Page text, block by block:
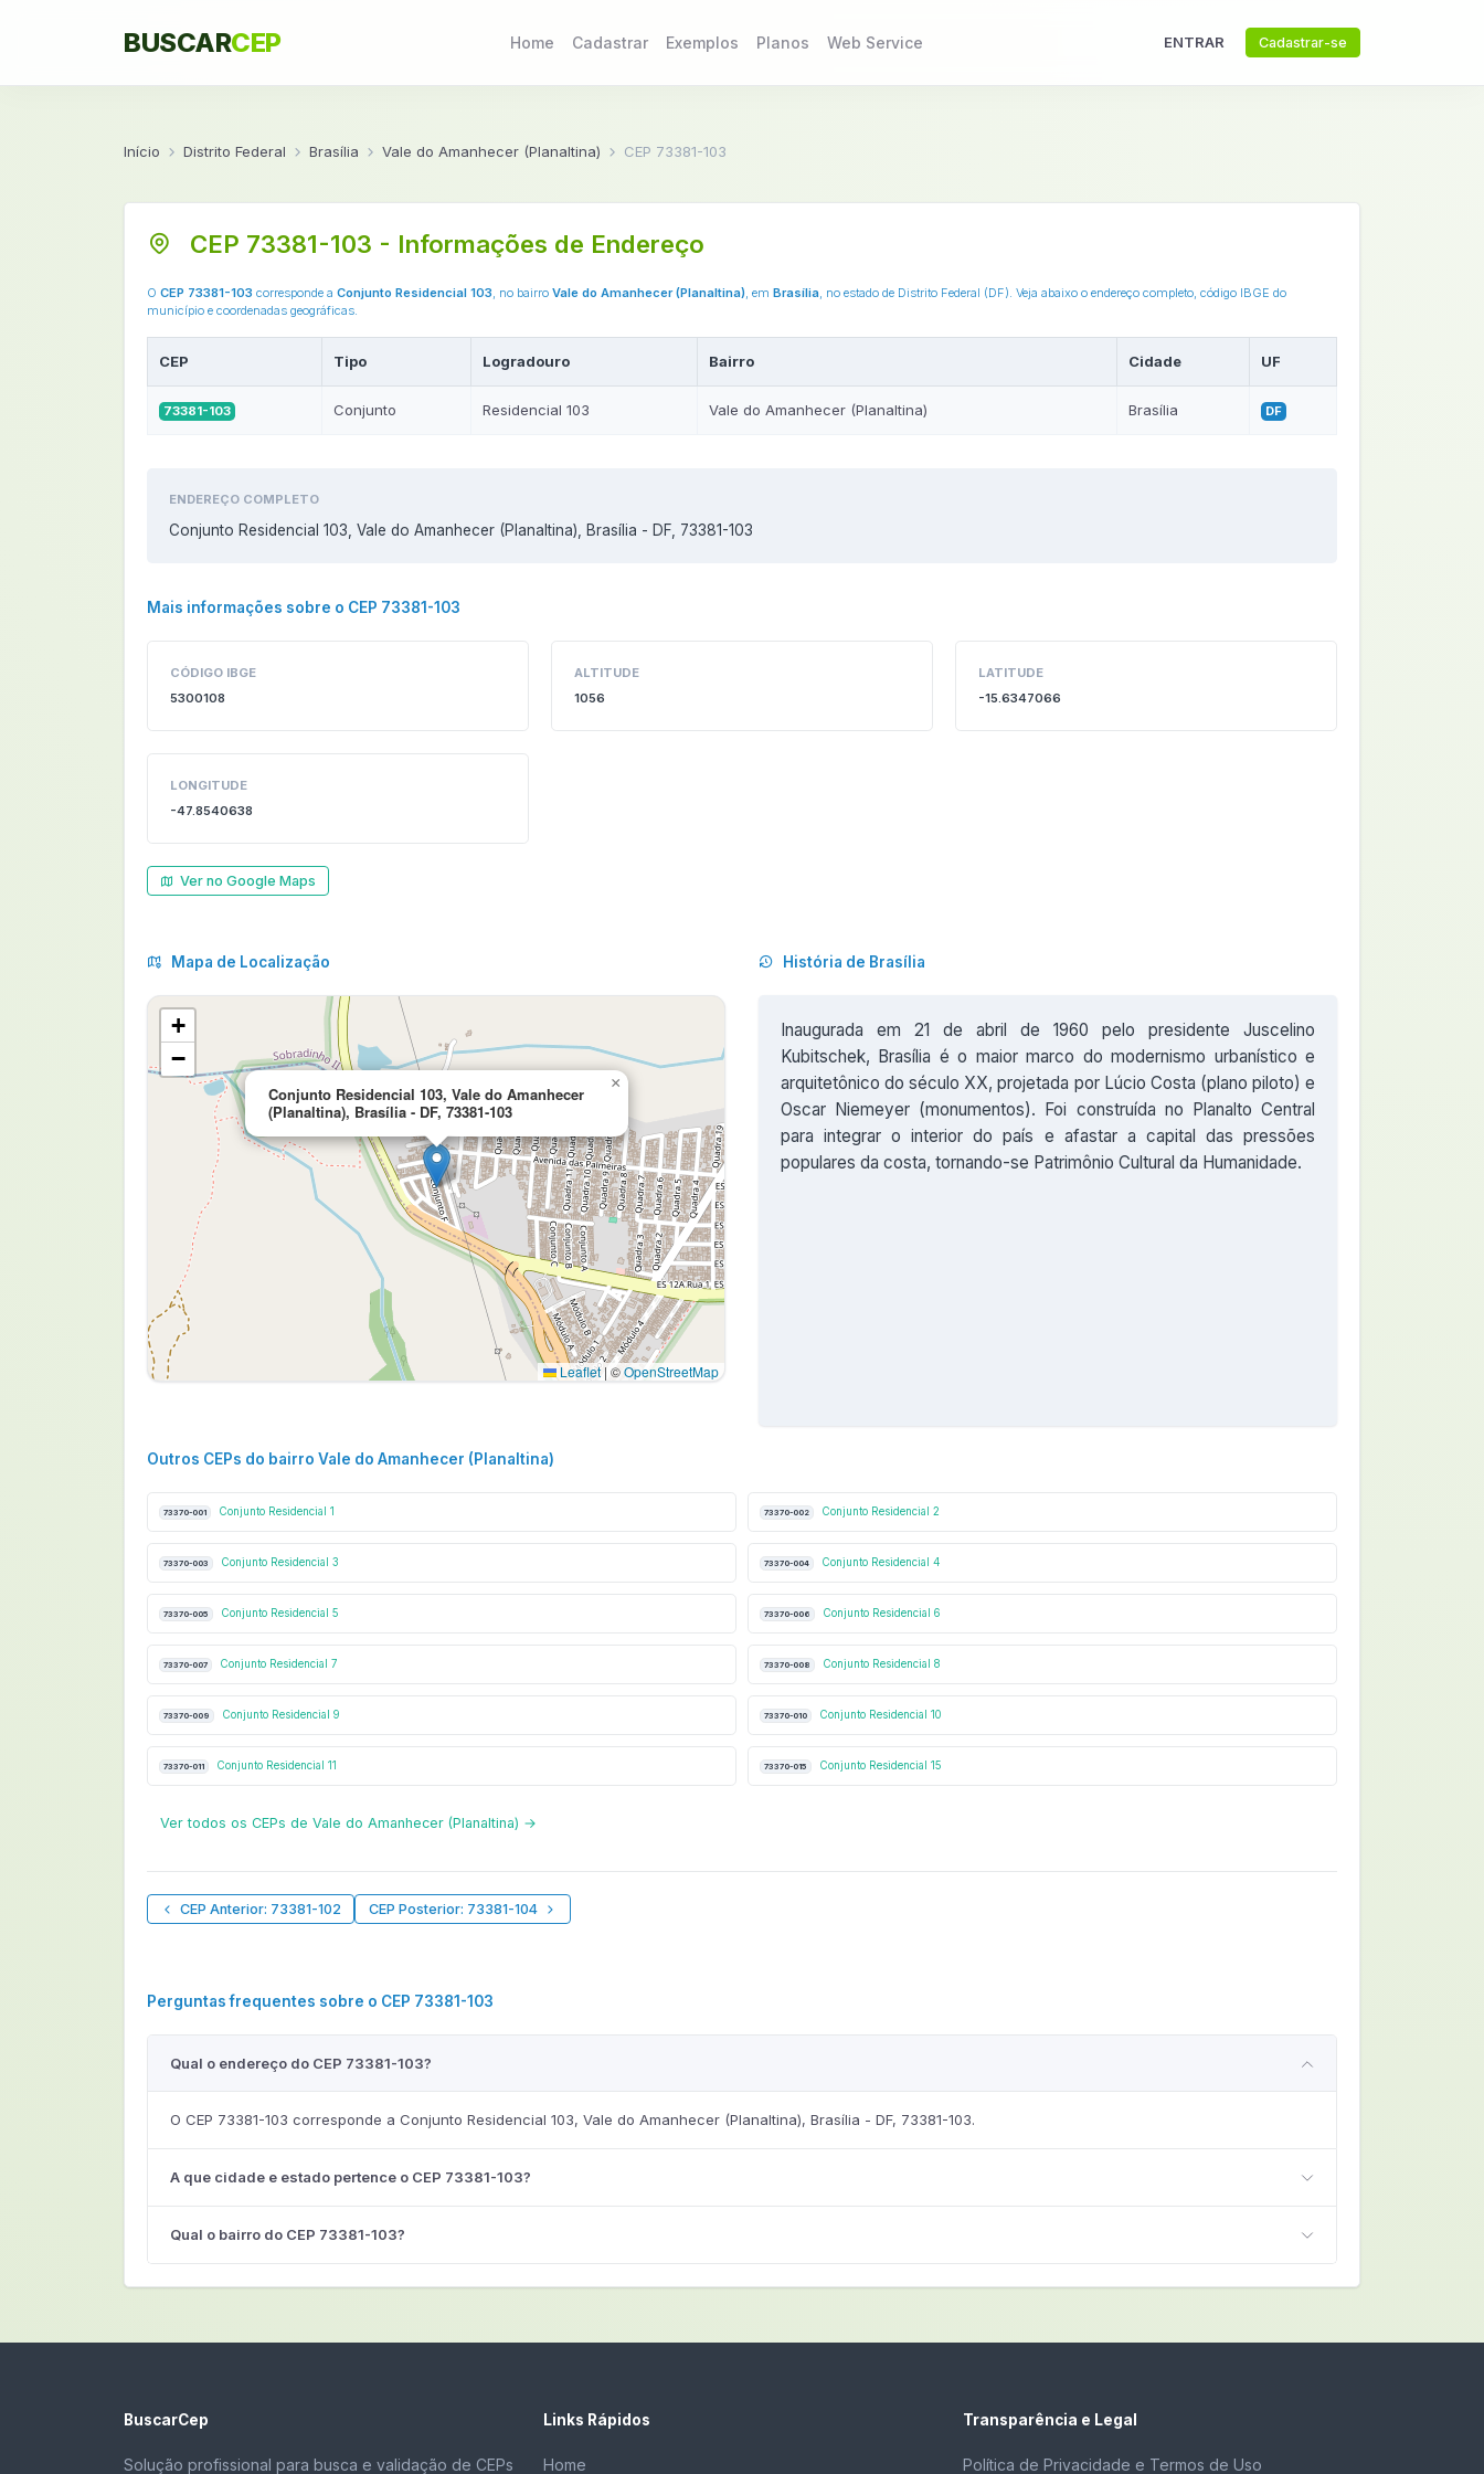
BUSCARCEP Home Cadastrar Exemplos Planos Web Service ENTRAR Cadastrar-se
Início Distrito Federal Brasília Vale do Amanhecer (Planaltina) CEP 73381-103
CEP 73381-103 - Informações de Endereço
O CEP 73381-103 corresponde a Conjunto Residencial 103, no bairro Vale do Amanhecer (Planaltina), em Brasília, no estado de Distrito Federal (DF). Veja abaixo o endereço completo, código IBGE do
município e coordenadas geográficas.
CEP Tipo Logradouro Bairro Cidade UF
73381-103 Conjunto Residencial 103 Vale do Amanhecer (Planaltina) Brasília DF
ENDEREÇO COMPLETO
Conjunto Residencial 103, Vale do Amanhecer (Planaltina), Brasília - DF, 73381-103
Mais informações sobre o CEP 73381-103
CÓDIGO IBGE
5300108
ALTITUDE
1056
LATITUDE
-15.6347066
LONGITUDE
-47.8540638
Ver no Google Maps
Mapa de Localização
Conjunto Residencial 103, Vale do Amanhecer
(Planaltina), Brasília - DF, 73381-103
×
+
−
Leaflet | ©OpenStreetMap
História de Brasília
Inaugurada em 21 de abril de 1960 pelo presidente Juscelino
Kubitschek, Brasília é o maior marco do modernismo urbanístico e
arquitetônico do século XX, projetada por Lúcio Costa (plano piloto) e
Oscar Niemeyer (monumentos). Foi construída no Planalto Central
para integrar o interior do país e afastar a capital das pressões
populares da costa, tornando-se Patrimônio Cultural da Humanidade.
Outros CEPs do bairro Vale do Amanhecer (Planaltina)
73370-001 Conjunto Residencial 1 73370-002 Conjunto Residencial 2
73370-003 Conjunto Residencial 3 73370-004 Conjunto Residencial 4
73370-005 Conjunto Residencial 5 73370-006 Conjunto Residencial 6
73370-007 Conjunto Residencial 7 73370-008 Conjunto Residencial 8
73370-009 Conjunto Residencial 9 73370-010 Conjunto Residencial 10
73370-011 Conjunto Residencial 11 73370-015 Conjunto Residencial 15
Ver todos os CEPs de Vale do Amanhecer (Planaltina) →
CEP Anterior: 73381-102 CEP Posterior: 73381-104
Perguntas frequentes sobre o CEP 73381-103
Qual o endereço do CEP 73381-103?
O CEP 73381-103 corresponde a Conjunto Residencial 103, Vale do Amanhecer (Planaltina), Brasília - DF, 73381-103.
A que cidade e estado pertence o CEP 73381-103?
Qual o bairro do CEP 73381-103?
BuscarCep
Solução profissional para busca e validação de CEPs
Links Rápidos
Home
Transparência e Legal
Política de Privacidade e Termos de Uso